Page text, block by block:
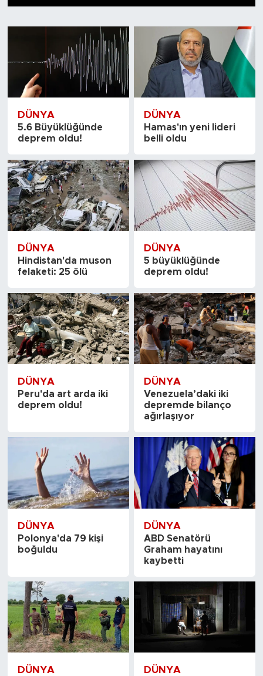
DÜNYA
5.6 Büyüklüğünde
deprem oldu!
DÜNYA
Hamas'ın yeni lideri
belli oldu
DÜNYA
Hindistan'da muson
felaketi: 25 ölü
DÜNYA
5 büyüklüğünde
deprem oldu!
DÜNYA
Peru'da art arda iki
deprem oldu!
DÜNYA
Venezuela’daki iki
depremde bilanço
ağırlaşıyor
DÜNYA
Polonya'da 79 kişi
boğuldu
DÜNYA
ABD Senatörü
Graham hayatını
kaybetti
DÜNYA DÜNYA
Resmi İlanlar
Söyleşi
Foto Şaka
Teknoloji
Politika